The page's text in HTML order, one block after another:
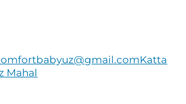
Katta
Mahal
на Facebook
в Instagram
нами в Telegram
за нами в YouTube